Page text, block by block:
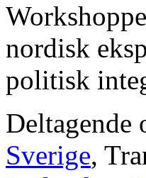
nordisk
politisk
Deltagende
Sverige,